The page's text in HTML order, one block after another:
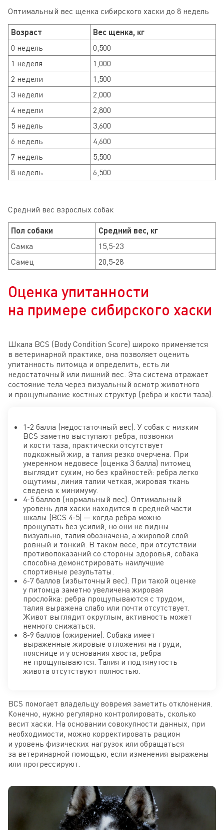
Оптимальный вес щенка сибирского хаски до 8 недель
Возраст Вес щенка, кг
0 недель
0,500
1 неделя
1,000
2 недели
1,500
3 недели
2,000
4 недели
2,800
5 недель
3,600
6 недель
4,600
7 недель
5,500
8 недель
6,500
Средний вес взрослых собак
Пол собаки Средний вес, кг
Самка
15,5-23
Самец
20,5-28
Оценка упитанности
на примере сибирского хаски
Шкала BCS (Body Condition Score) широко применяется
в ветеринарной практике, она позволяет оценить
упитанность питомца и определить, есть ли
недостаточный или лишний вес. Эта система отражает
состояние тела через визуальный осмотр животного
и прощупывание костных структур (ребра и кости таза).
1-2 балла (недостаточный вес). У собак с низким
BCS заметно выступают ребра, позвонки
и кости таза, практически отсутствует
подкожный жир, а талия резко очерчена. При
умеренном недовесе (оценка 3 балла) питомец
выглядит сухим, но без крайностей: ребра легко
ощутимы, линия талии четкая, жировая ткань
сведена к минимуму.
4-5 баллов (нормальный вес). Оптимальный
уровень для хаски находится в средней части
шкалы (BCS 4-5) — когда ребра можно
прощупать без усилий, но они не видны
визуально, талия обозначена, а жировой слой
ровный и тонкий. В таком весе, при отсутствии
противопоказаний со стороны здоровья, собака
способна демонстрировать наилучшие
спортивные результаты.
6-7 баллов (избыточный вес). При такой оценке
у питомца заметно увеличена жировая
прослойка: ребра прощупываются с трудом,
талия выражена слабо или почти отсутствует.
Живот выглядит округлым, активность может
немного снижаться.
8-9 баллов (ожирение). Собака имеет
выраженные жировые отложения на груди,
пояснице и у основания хвоста, ребра
не прощупываются. Талия и подтянутость
живота отсутствуют полностью.
BCS помогает владельцу вовремя заметить отклонения.
Конечно, нужно регулярно контролировать, сколько
весит хаски. На основании совокупности данных, при
необходимости, можно корректировать рацион
и уровень физических нагрузок или обращаться
за ветеринарной помощью, если изменения выражены
или прогрессируют.